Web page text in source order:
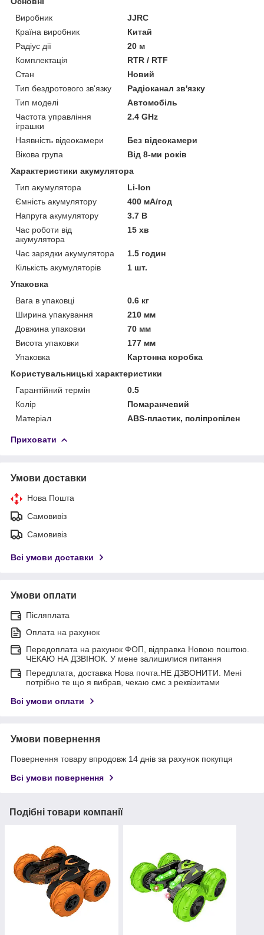
Виробник
JJRC
Країна виробник
Китай
Радіус дії
20 м
Комплектація
RTR / RTF
Стан
Новий
Тип бездротового зв'язку
Радіоканал зв'язку
Тип моделі
Автомобіль
Частота управління
іграшки
2.4 GHz
Наявність відеокамери
Без відеокамери
Вікова група
Від 8-ми років
Характеристики акумулятора
Тип акумулятора
Li-Ion
Ємність акумулятору
400 мА/год
Напруга акумулятору
3.7 В
Час роботи від
акумулятора
15 хв
Час зарядки акумулятора
1.5 годин
Кількість акумуляторів
1 шт.
Упаковка
Вага в упаковці
0.6 кг
Ширина упакування
210 мм
Довжина упаковки
70 мм
Висота упаковки
177 мм
Упаковка
Картонна коробка
Користувальницькі характеристики
Гарантійний термін
0.5
Колір
Помаранчевий
Матеріал
ABS-пластик, поліпропілен
Приховати
Умови доставки
Нова Пошта
Самовивіз
Самовивіз
Всі умови доставки
Умови оплати
Післяплата
Оплата на рахунок
Передоплата на рахунок ФОП, відправка Новою поштою.
ЧЕКАЮ НА ДЗВІНОК. У мене залишилися питання
Передплата, доставка Нова почта.НЕ ДЗВОНИТИ. Мені
потрібно те що я вибрав, чекаю смс з реквізитами
Всі умови оплати
Умови повернення
Повернення товару впродовж 14 днів за рахунок покупця
Всі умови повернення
Подібні товари компанії